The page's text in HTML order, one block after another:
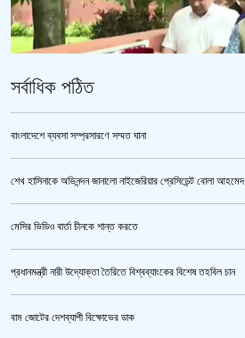
‘জুলাই গণঅভ্যুত্থান স্মৃতি জাদুঘর’ উদ্বোধন করলেন প্রধানমন্ত্রী
সর্বাধিক পঠিত
বাংলাদেশে ব্যবসা সম্প্রসারণে সম্মত ঘানা
শেখ হাসিনাকে অভিনন্দন জানালো নাইজেরিয়ার প্রেসিডেন্ট বোলা আহমেদ
মেসির ভিডিও বার্তা চীনকে শান্ত করতে
প্রধানমন্ত্রী নারী উদ্যোক্তা তৈরিতে বিশ্বব্যাংকের বিশেষ তহবিল চান
বাম জোটের দেশব্যাপী বিক্ষোভের ডাক